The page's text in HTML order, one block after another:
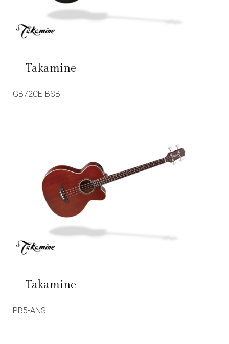
Takamine
GB72CE-BSB
Takamine
PB5-ANS